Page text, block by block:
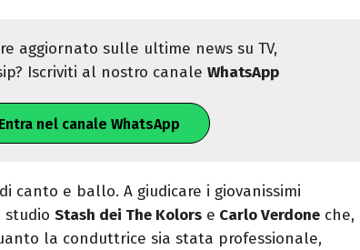
aggiornato sulle ultime news su TV,
Iscriviti al nostro canaleWhatsApp
Entra nel canale WhatsApp
canto e ballo. A giudicare i giovanissimi
Stash dei The Kolors e Carlo Verdone che,
la conduttrice sia stata professionale,